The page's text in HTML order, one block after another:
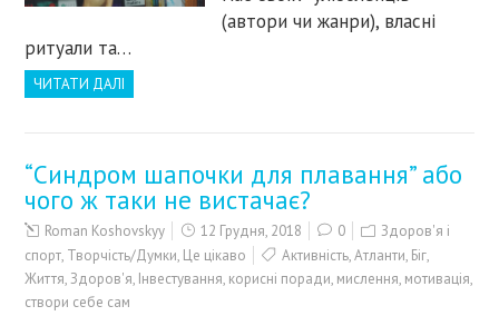
(автори чи жанри), власні
ритуали та…
ЧИТАТИ ДАЛІ
“Синдром шапочки для плавання” або
чого ж таки не вистачає?
Roman Koshovskyy 12 Грудня, 2018 0
Здоров'я і
спорт, Творчість/Думки, Це цікаво Активність,Атланти, Біг,
Життя,Здоров'я, Інвестування, корисні поради, мислення, мотивація,
створи себе сам